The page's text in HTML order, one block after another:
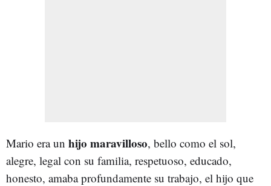
Mario era un hijo maravilloso, bello como el sol,
alegre, legal con su familia, respetuoso, educado,
honesto, amaba profundamente su trabajo, el hijo que